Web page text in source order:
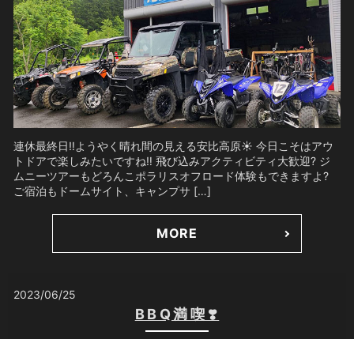
連休最終日‼︎ようやく晴れ間の見える安比高原☀️ 今日こそはアウ
トドアで楽しみたいですね‼️ 飛び込みアクティビティ大歓迎? ジ
ムニーツアーもどろんこポラリスオフロード体験もできますよ?
ご宿泊もドームサイト、キャンプサ […]
MORE
2023/06/25
BBQ満喫❣️